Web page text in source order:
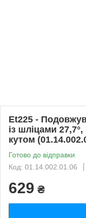
Et225 -
із шліцами
кутом
Готово до відправки
Код: 01.14.002.01.06
629 ₴